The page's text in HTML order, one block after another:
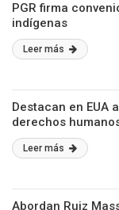
PGR firma
indígenas
Leer más
Destacan en EUA
derechos
Leer más
Abordan Ruiz